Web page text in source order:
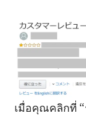
เมื่อคุณคลิกที่ “